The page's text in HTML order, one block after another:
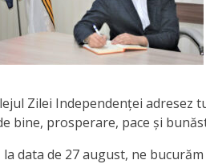
Zilei Independenței adresez
bine, prosperare, pace și
la data de 27 august, ne